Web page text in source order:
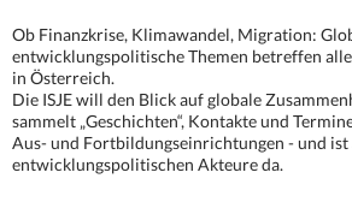
Ob Finanzkrise, Klimawandel, Migration:
entwicklungspolitische Themen betreffen
in Österreich.
Die ISJE will den Blick auf globale
sammelt „Geschichten“, Kontakte und
Aus- und Fortbildungseinrichtungen - und
entwicklungspolitischen Akteure da.